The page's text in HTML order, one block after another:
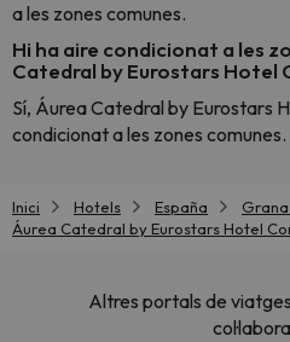
a les zones comunes.
Hi ha aire condicionat a les
Catedral by Eurostars Hotel
Sí, Áurea Catedral by Eurostars
condicionat a les zones comunes.
Inici Hotels España
Áurea Catedral by Eurostars Hotel
Altres portals de